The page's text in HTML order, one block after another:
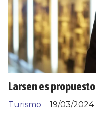
Larsen es
Turismo
19/03/2024